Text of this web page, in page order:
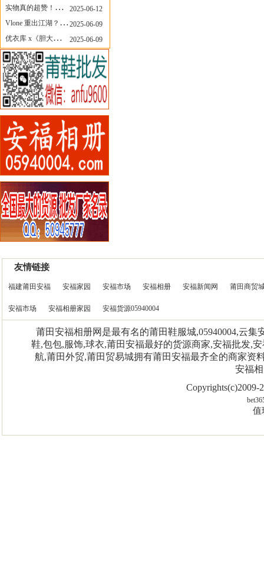
实物真的超赞！NB 新款 2010 新配色
2025-06-12
Vlone 重出江湖？突然又要联名，谁能想到！
2025-06-09
优衣库 x《胆大党》新品公布，第二季联动周边来了！
2025-06-09
友情链接
福建莆田安福 安福家园 安福市场 安福相册 安福新闻网 莆田商贸
安福市场 安福相册家园 安福货源05940004
莆田安福相册网是最有名的莆田鞋服城,05940004,云
鞋,包包,服饰,球衣,莆田安福最好的货源商家,安福批发,
航,莆田外贸,莆田贸易城拥有莆田安福最齐全的商家资
安福
Copyrights(c)2009-
值